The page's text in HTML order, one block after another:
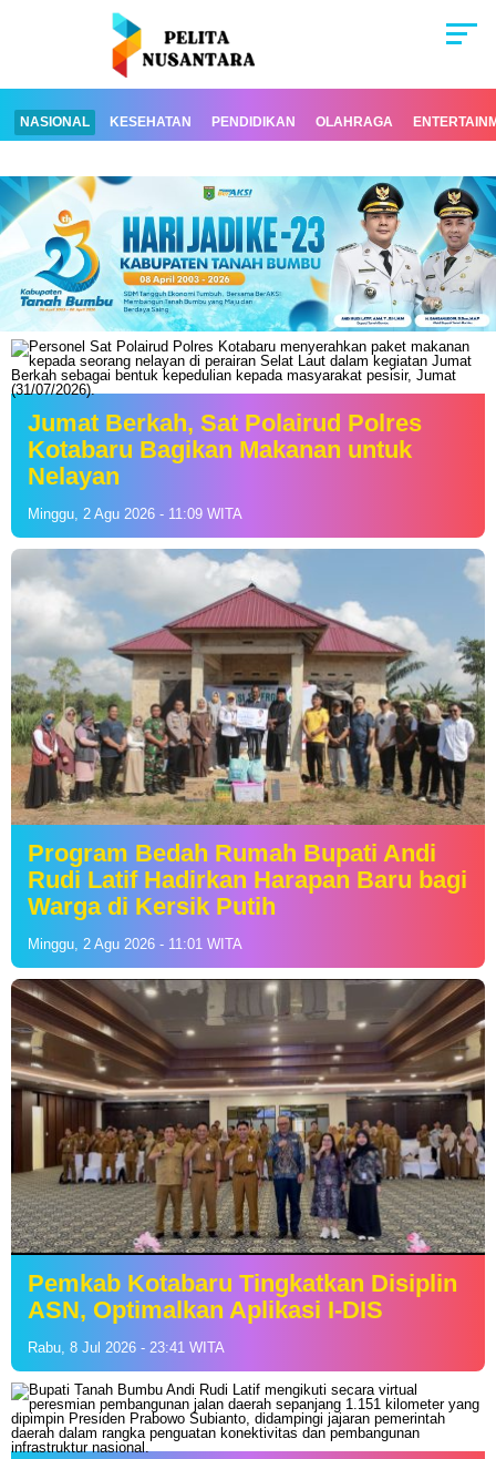
NASIONAL KESEHATAN PENDIDIKAN OLAHRAGA
Jumat Berkah, Sat Polairud Polres
Kotabaru Bagikan Makanan untuk
Nelayan
Minggu, 2 Agu 2026 - 11:09 WITA
Program Bedah Rumah Bupati Andi
Rudi Latif Hadirkan Harapan Baru bagi
Warga di Kersik Putih
Minggu, 2 Agu 2026 - 11:01 WITA
Pemkab Kotabaru Tingkatkan Disiplin
ASN, Optimalkan Aplikasi I-DIS
Rabu, 8 Jul 2026 - 23:41 WITA